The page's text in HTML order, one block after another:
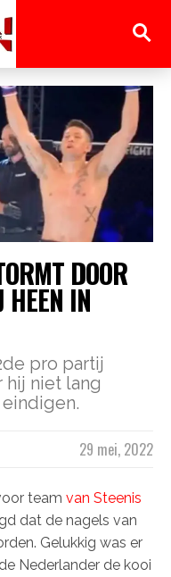
DOOR
IN
pro partij
hij niet lang
29 mei, 2022
team van Steenis
dat de nagels van
Gelukkig was er
Nederlander de kooi